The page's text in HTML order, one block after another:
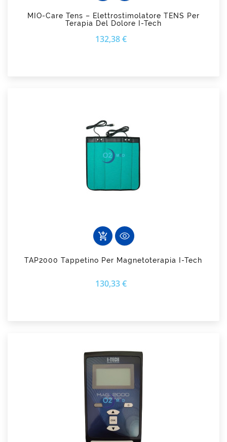
MIO-Care Tens – Elettrostimolatore TENS Per
Terapia Del Dolore I-Tech
132,38 €
add_shopping_cart
TAP2000 Tappetino Per Magnetoterapia I-Tech
130,33 €